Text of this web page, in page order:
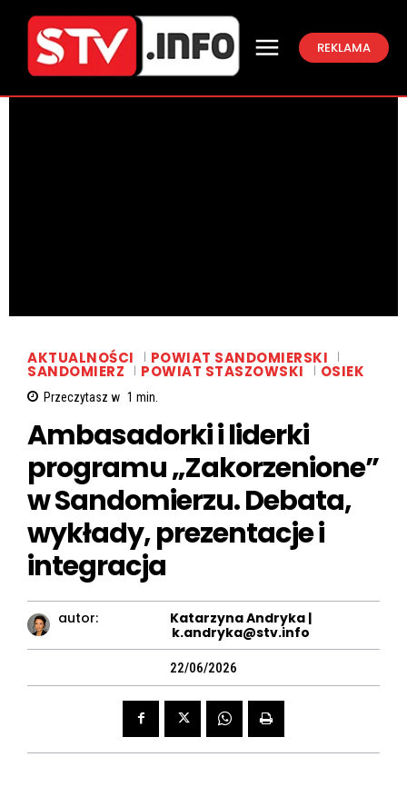
REKLAMA
AKTUALNOŚCI POWIAT SANDOMIERSKI
SANDOMIERZ POWIAT STASZOWSKI OSIEK
Przeczytasz w 1 min.
Ambasadorki i liderki
programu „Zakorzenione”
w Sandomierzu. Debata,
wykłady, prezentacje i
integracja
autor:
Katarzyna Andryka |
k.andryka@stv.info
22/06/2026